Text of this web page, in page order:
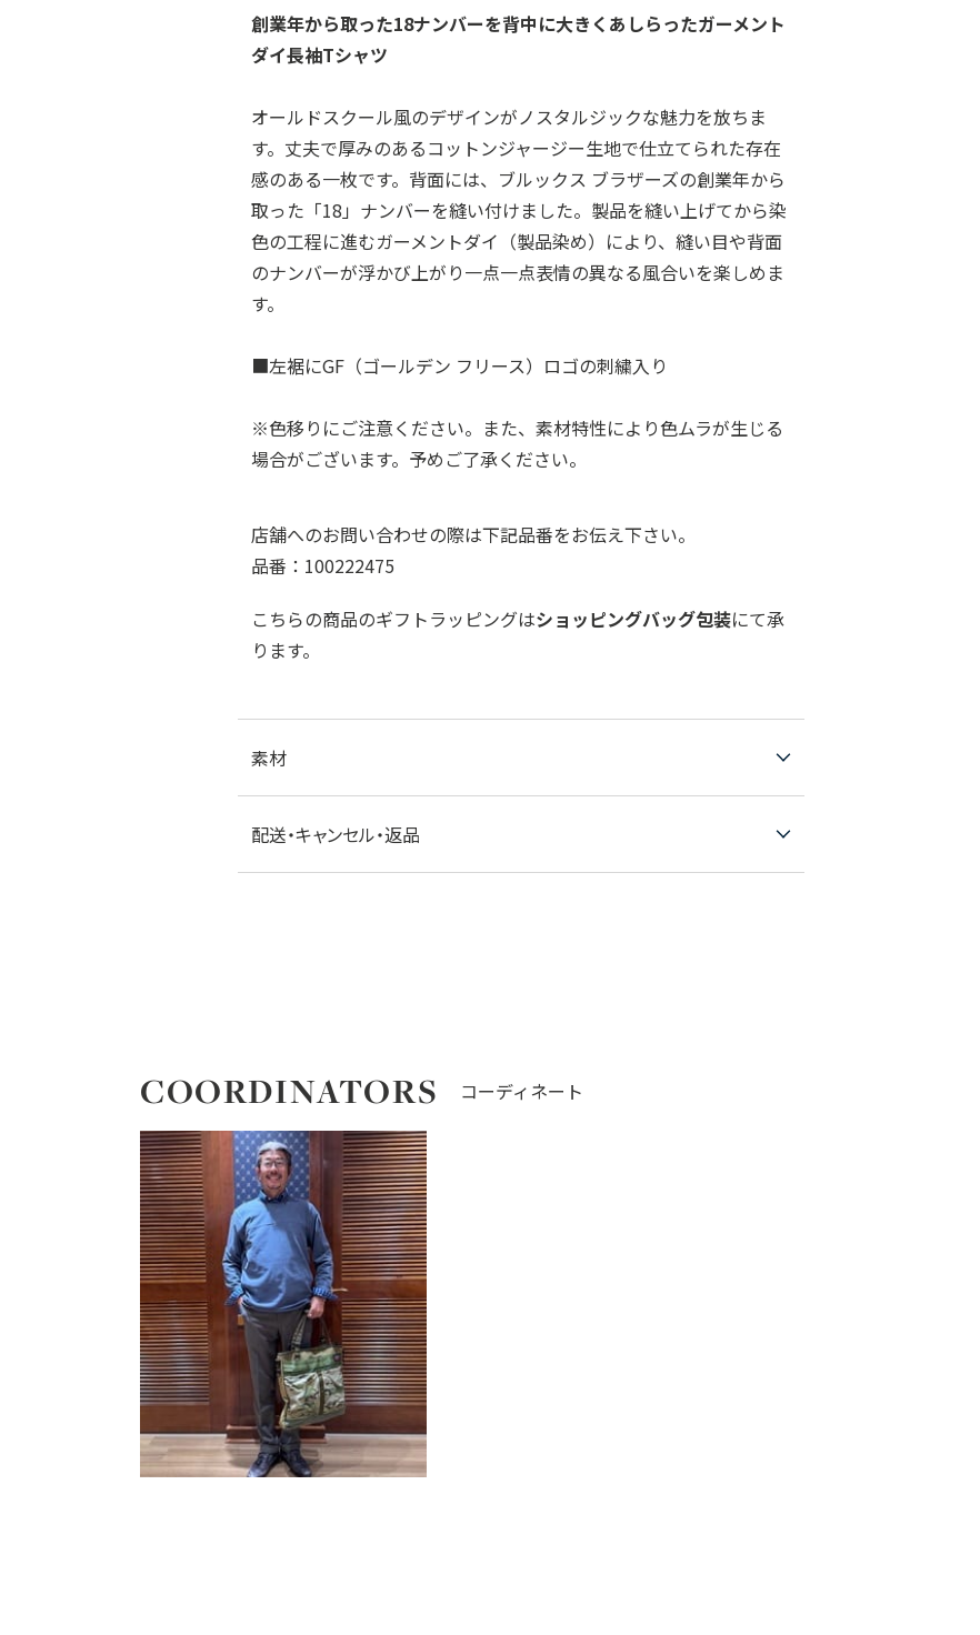
創業年から取った18ナンバーを背中に大きくあしらったガーメント
ダイ長袖Tシャツ
オールドスクール風のデザインがノスタルジックな魅力を放ちま
す。丈夫で厚みのあるコットンジャージー生地で仕立てられた存在
感のある一枚です。背面には、ブルックス ブラザーズの創業年から
取った「18」ナンバーを縫い付けました。製品を縫い上げてから染
色の工程に進むガーメントダイ（製品染め）により、縫い目や背面
のナンバーが浮かび上がり一点一点表情の異なる風合いを楽しめま
す。
■左裾にGF（ゴールデン フリース）ロゴの刺繍入り
※色移りにご注意ください。また、素材特性により色ムラが生じる
場合がございます。予めご了承ください。
店舗へのお問い合わせの際は下記品番をお伝え下さい。
品番：100222475
こちらの商品のギフトラッピングはショッピングバッグ包装にて承
ります。
素材
配送・キャンセル・返品
COORDINATORS コーディネート